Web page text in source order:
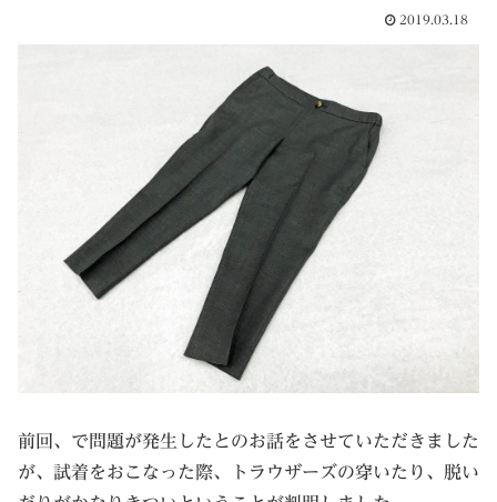
2019.03.18
前回、で問題が発生したとのお話をさせていただきました
が、試着をおこなった際、トラウザーズの穿いたり、脱い